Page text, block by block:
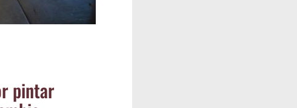
pin­tar